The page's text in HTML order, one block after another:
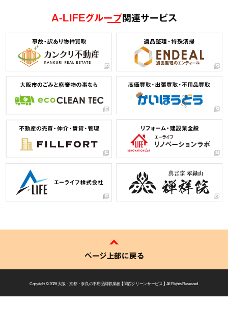
A-LIFEグループ関連サービス
ページ上部に戻る
Copyright © 2026大阪・京都・奈良の不用品回収業者 【 関西クリーンサービス 】 All Rights Reserved.